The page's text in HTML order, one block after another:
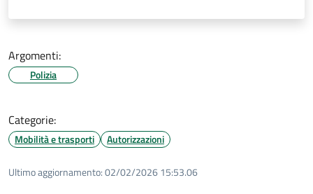
Argomenti:
Polizia
Categorie:
Mobilità e trasporti Autorizzazioni
Ultimo aggiornamento:02/02/2026 15:53.06